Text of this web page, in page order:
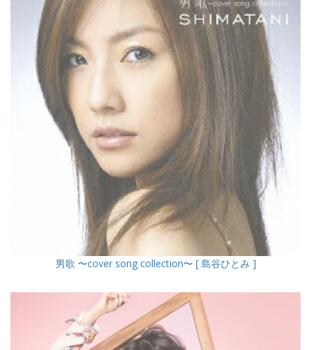
男歌 〜cover song collection〜 [ 島谷ひとみ ]